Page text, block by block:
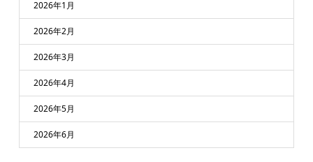
2026年1月
2026年2月
2026年3月
2026年4月
2026年5月
2026年6月